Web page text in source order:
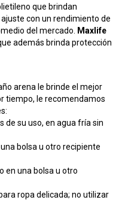
que brindan
con un rendimiento de
del mercado.
Maxlife
además brinda protección
arena le brinde el mejor
tiempo, le recomendamos
de su uso, en agua fría sin
bolsa u otro recipiente
en una bolsa u otro
ropa delicada; no utilizar